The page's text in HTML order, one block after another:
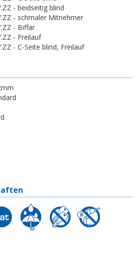
- beidseitig blind
- schmaler Mitnehmer
- Biffar
- Freilauf
- C-Seite blind, Freilauf